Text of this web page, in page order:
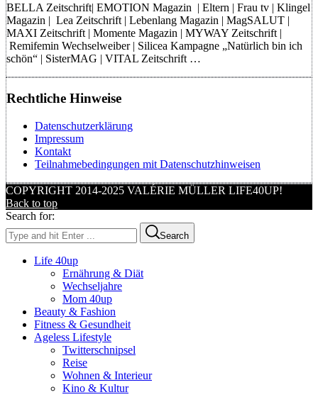
BELLA Zeitschrift| EMOTION Magazin | Eltern | Frau tv | Klingel
Magazin | Lea Zeitschrift | Lebenlang Magazin | MagSALUT |
MAXI Zeitschrift | Momente Magazin | MYWAY Zeitschrift |
Remifemin Wechselweiber | Silicea Kampagne „Natürlich bin ich
schön“ | SisterMAG | VITAL Zeitschrift …
Rechtliche Hinweise
Datenschutzerklärung
Impressum
Kontakt
Teilnahmebedingungen mit Datenschutzhinweisen
COPYRIGHT 2014-2025 VALÉRIE MÜLLER LIFE40UP!
Back to top
Search for:
Search
Life 40up
Ernährung & Diät
Wechseljahre
Mom 40up
Beauty & Fashion
Fitness & Gesundheit
Ageless Lifestyle
Twitterschnipsel
Reise
Wohnen & Interieur
Kino & Kultur